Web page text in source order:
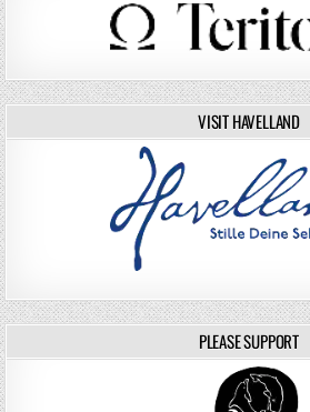
VISIT HAVELLAND
PLEASE SUPPORT